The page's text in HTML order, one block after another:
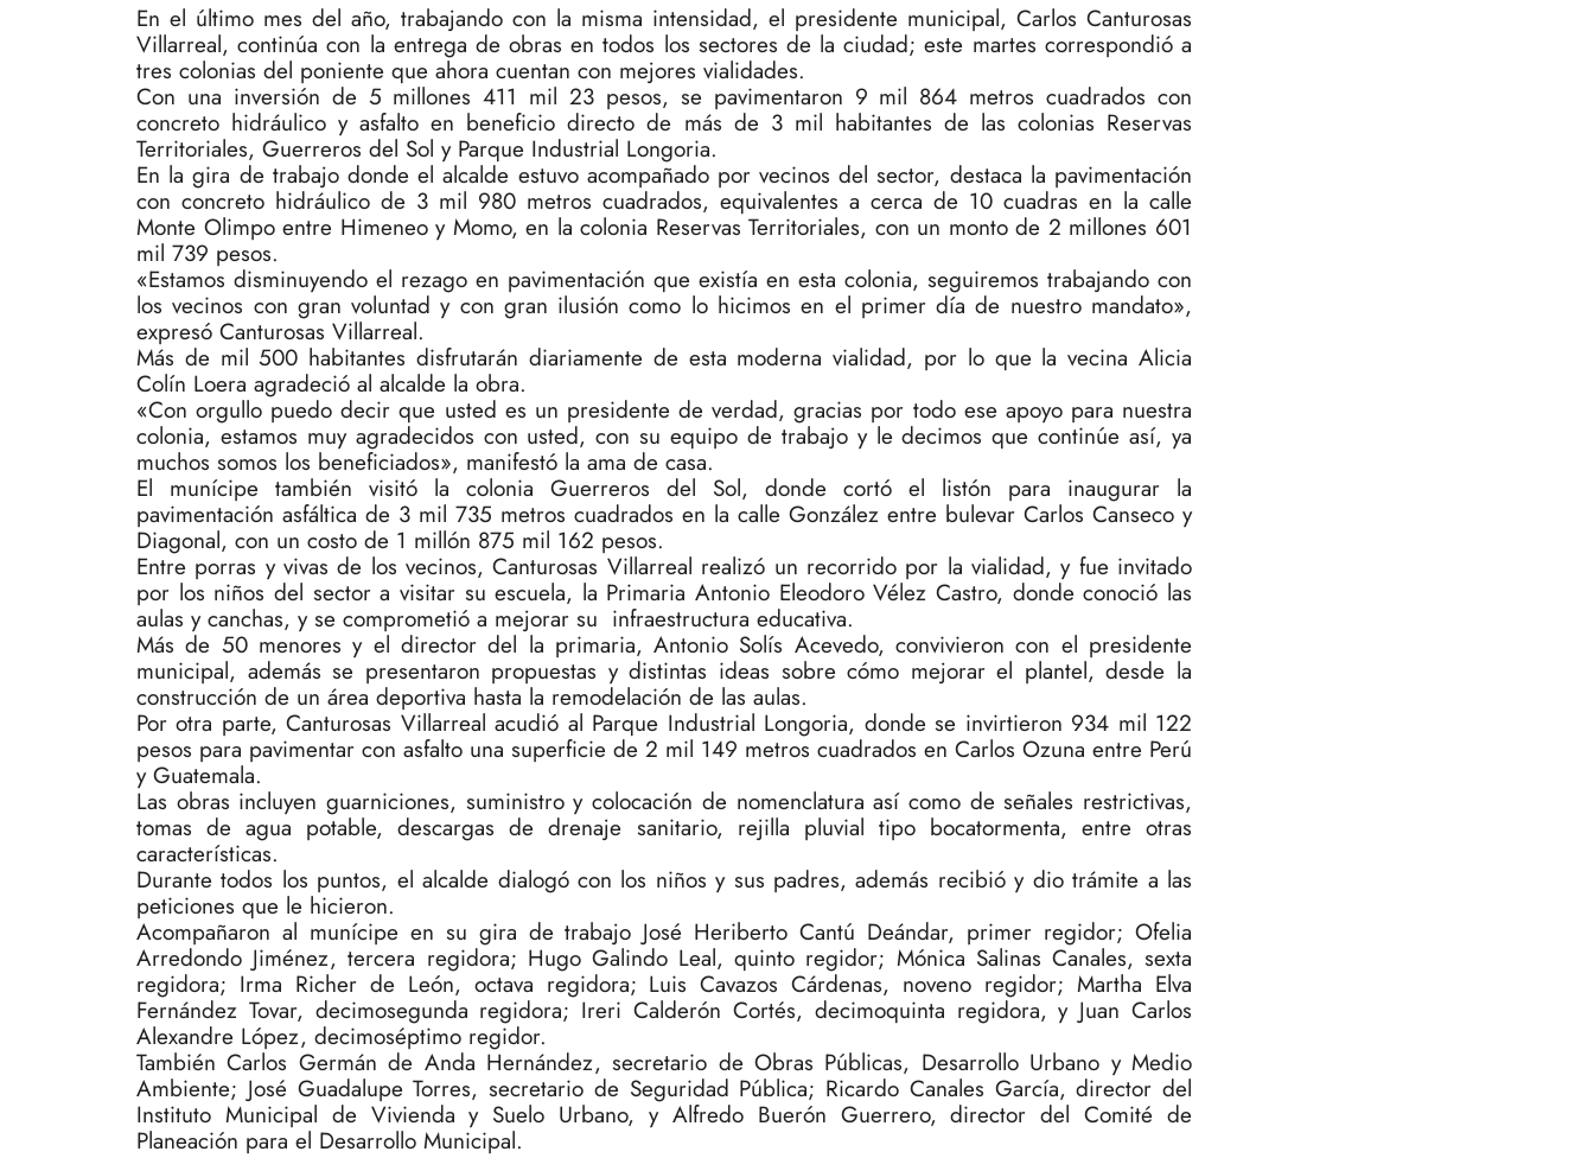
En el último mes del año, trabajando con la misma intensidad, el presidente municipal, Carlos Canturosas
Villarreal, continúa con la entrega de obras en todos los sectores de la ciudad; este martes correspondió a
tres colonias del poniente que ahora cuentan con mejores vialidades.
Con una inversión de 5 millones 411 mil 23 pesos, se pavimentaron 9 mil 864 metros cuadrados con
concreto hidráulico y asfalto en beneficio directo de más de 3 mil habitantes de las colonias Reservas
Territoriales, Guerreros del Sol y Parque Industrial Longoria.
En la gira de trabajo donde el alcalde estuvo acompañado por vecinos del sector, destaca la pavimentación
con concreto hidráulico de 3 mil 980 metros cuadrados, equivalentes a cerca de 10 cuadras en la calle
Monte Olimpo entre Himeneo y Momo, en la colonia Reservas Territoriales, con un monto de 2 millones 601
mil 739 pesos.
«Estamos disminuyendo el rezago en pavimentación que existía en esta colonia, seguiremos trabajando con
los vecinos con gran voluntad y con gran ilusión como lo hicimos en el primer día de nuestro mandato»,
expresó Canturosas Villarreal.
Más de mil 500 habitantes disfrutarán diariamente de esta moderna vialidad, por lo que la vecina Alicia
Colín Loera agradeció al alcalde la obra.
«Con orgullo puedo decir que usted es un presidente de verdad, gracias por todo ese apoyo para nuestra
colonia, estamos muy agradecidos con usted, con su equipo de trabajo y le decimos que continúe así, ya
muchos somos los beneficiados», manifestó la ama de casa.
El munícipe también visitó la colonia Guerreros del Sol, donde cortó el listón para inaugurar la
pavimentación asfáltica de 3 mil 735 metros cuadrados en la calle González entre bulevar Carlos Canseco y
Diagonal, con un costo de 1 millón 875 mil 162 pesos.
Entre porras y vivas de los vecinos, Canturosas Villarreal realizó un recorrido por la vialidad, y fue invitado
por los niños del sector a visitar su escuela, la Primaria Antonio Eleodoro Vélez Castro, donde conoció las
aulas y canchas, y se comprometió a mejorar su infraestructura educativa.
Más de 50 menores y el director del la primaria, Antonio Solís Acevedo, convivieron con el presidente
municipal, además se presentaron propuestas y distintas ideas sobre cómo mejorar el plantel, desde la
construcción de un área deportiva hasta la remodelación de las aulas.
Por otra parte, Canturosas Villarreal acudió al Parque Industrial Longoria, donde se invirtieron 934 mil 122
pesos para pavimentar con asfalto una superficie de 2 mil 149 metros cuadrados en Carlos Ozuna entre Perú
y Guatemala.
Las obras incluyen guarniciones, suministro y colocación de nomenclatura así como de señales restrictivas,
tomas de agua potable, descargas de drenaje sanitario, rejilla pluvial tipo bocatormenta, entre otras
características.
Durante todos los puntos, el alcalde dialogó con los niños y sus padres, además recibió y dio trámite a las
peticiones que le hicieron.
Acompañaron al munícipe en su gira de trabajo José Heriberto Cantú Deándar, primer regidor; Ofelia
Arredondo Jiménez, tercera regidora; Hugo Galindo Leal, quinto regidor; Mónica Salinas Canales, sexta
regidora; Irma Richer de León, octava regidora; Luis Cavazos Cárdenas, noveno regidor; Martha Elva
Fernández Tovar, decimosegunda regidora; Ireri Calderón Cortés, decimoquinta regidora, y Juan Carlos
Alexandre López, decimoséptimo regidor.
También Carlos Germán de Anda Hernández, secretario de Obras Públicas, Desarrollo Urbano y Medio
Ambiente; José Guadalupe Torres, secretario de Seguridad Pública; Ricardo Canales García, director del
Instituto Municipal de Vivienda y Suelo Urbano, y Alfredo Buerón Guerrero, director del Comité de
Planeación para el Desarrollo Municipal.